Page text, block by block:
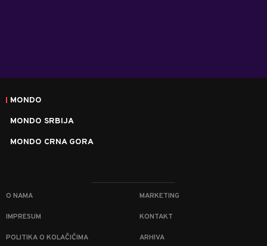
MONDO
MONDO SRBIJA
MONDO CRNA GORA
O NAMA MARKETING
IMPRESUM KONTAKT
POLITIKA O KOLAČIĆIMA ARHIVA